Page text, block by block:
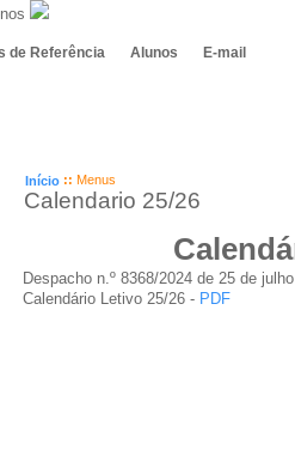
de Referência Alunos E-mail
Início :: Menus
Calendario 25/26
Despacho n.º 8368/2024 de 25 de
Calendário Letivo 25/26 - PDF